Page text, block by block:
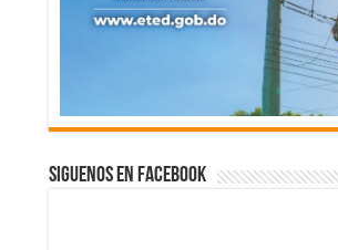
Siguenos en Facebook